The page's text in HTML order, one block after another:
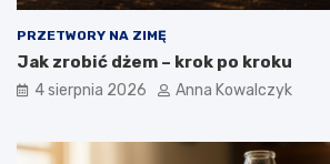
PRZETWORY NA ZIMĘ
Jak zrobić dżem – krok po kroku
4 sierpnia 2026 Anna Kowalczyk